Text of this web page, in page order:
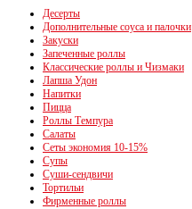
Десерты
Дополнительные соуса и палочки
Закуски
Запеченные роллы
Классические роллы и Чизмаки
Лапша Удон
Напитки
Пицца
Роллы Темпура
Салаты
Сеты экономия 10-15%
Супы
Суши-сендвичи
Тортильи
Фирменные роллы